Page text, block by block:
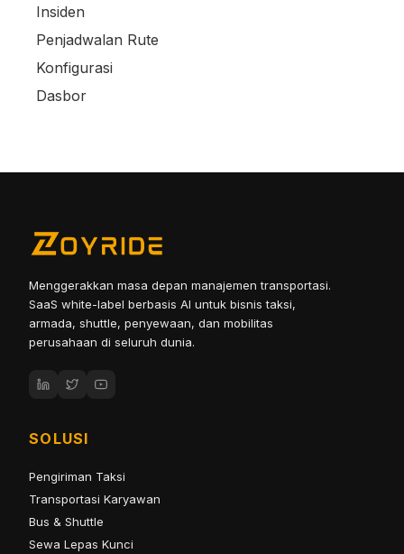
Insiden
Penjadwalan Rute
Konfigurasi
Dasbor
Menggerakkan masa depan manajemen transportasi.
SaaS white-label berbasis AI untuk bisnis taksi,
armada, shuttle, penyewaan, dan mobilitas
perusahaan di seluruh dunia.
SOLUSI
Pengiriman Taksi
Transportasi Karyawan
Bus & Shuttle
Sewa Lepas Kunci